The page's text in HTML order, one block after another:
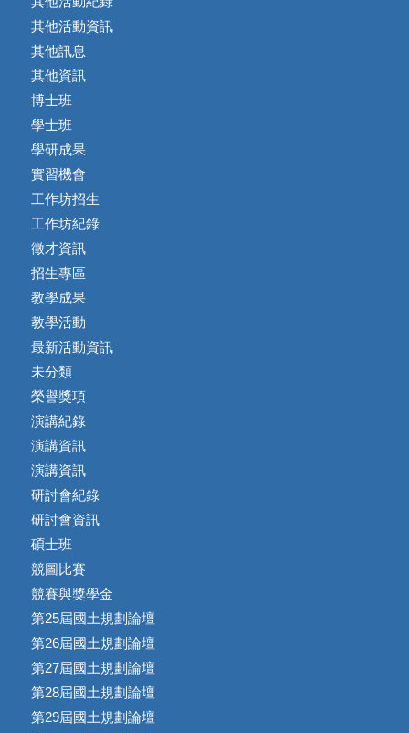
其他活動資訊
其他訊息
其他資訊
博士班
學士班
學研成果
實習機會
工作坊招生
工作坊紀錄
徵才資訊
招生專區
教學成果
教學活動
最新活動資訊
未分類
榮譽獎項
演講紀錄
演講資訊
演講資訊
研討會紀錄
研討會資訊
碩士班
競圖比賽
競賽與獎學金
第25屆國土規劃論壇
第26屆國土規劃論壇
第27屆國土規劃論壇
第28屆國土規劃論壇
第29屆國土規劃論壇